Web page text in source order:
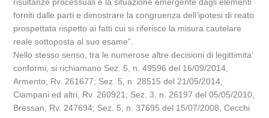
forniti dalle parti e dimostrare la congruenza dell’ipotesi di reato
prospettata rispetto ai fatti cui si riferisce la misura cautelare
reale sottoposta al suo esame”.
Nello stesso senso, tra le numerose altre decisioni di legittimita’
conformi, si richiamano Sez. 5, n. 49596 del 16/09/2014,
Armento, Rv. 261677; Sez. 5, n. 28515 del 21/05/2014,
Ciampani ed altri, Rv. 260921; Sez. 3, n. 26197 del 05/05/2010,
Bressan, Rv. 247694; Sez. 5, n. 37695 del 15/07/2008, Cecchi